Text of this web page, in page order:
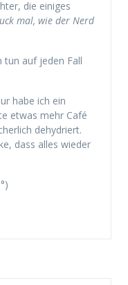
die einiges
mal, wie der Nerd
tun auf jeden Fall
habe ich ein
etwas mehr Café
dehydriert.
dass alles wieder